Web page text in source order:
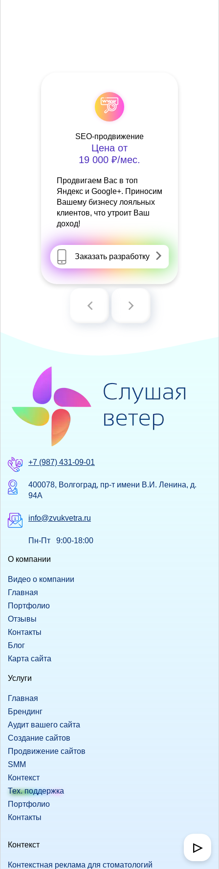
SEO-продвижение
Цена от
19 000 ₽/мес.
Продвигаем Вас в топ
Яндекс и Google+. Приносим
Вашему бизнесу лояльных
клиентов, что утроит Ваш
доход!
Заказать разработку
+7 (987) 431-09-01
400078, Волгоград, пр-т имени В.И. Ленина, д.
94А
info@zvukvetra.ru
Пн-Пт 9:00-18:00
О компании
Видео о компании
Главная
Портфолио
Отзывы
Контакты
Блог
Карта сайта
Услуги
Главная
Брендинг
Аудит вашего сайта
Создание сайтов
Продвижение сайтов
SMM
Контекст
Тех. поддержка
Портфолио
Контакты
Контекст
Контекстная реклама для стоматологий
▷